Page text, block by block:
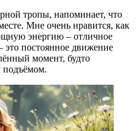
тропы, напоминает, что
Мне очень нравится, как
энергию – отличное
это постоянное движение
момент, будто
подъёмом.